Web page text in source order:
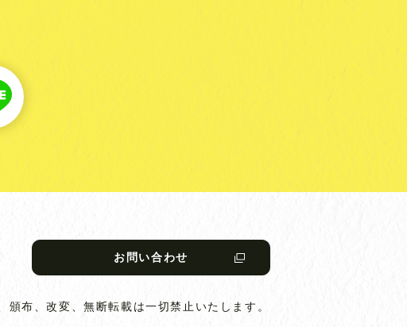
お問い合わせ
頒布、改変、無断転載は一切禁止いたします。